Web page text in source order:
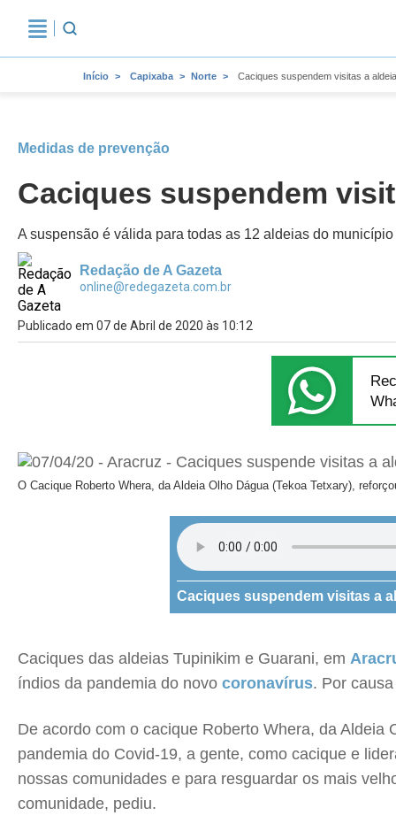
Início Capixaba Norte Caciques suspendem visitas a
Medidas de prevenção
Caciques suspendem
A suspensão é válida para todas as 12 aldeias do
Redação de A Gazeta
online@redegazeta.com.br
Publicado em 07 de Abril de 2020 às 10:12
O Cacique Roberto Whera, da Aldeia Olho Dágua (Tekoa Tetxary),
Caciques suspendem visitas a
Caciques das aldeias Tupinikim e Guarani, em
índios da pandemia do novo coronavírus. Por
De acordo com o cacique Roberto Whera, da Aldeia
pandemia do Covid-19, a gente, como cacique e
nossas comunidades e para resguardar os mais
comunidade, pediu.